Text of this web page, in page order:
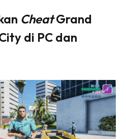
CheatGrand
di PC dan